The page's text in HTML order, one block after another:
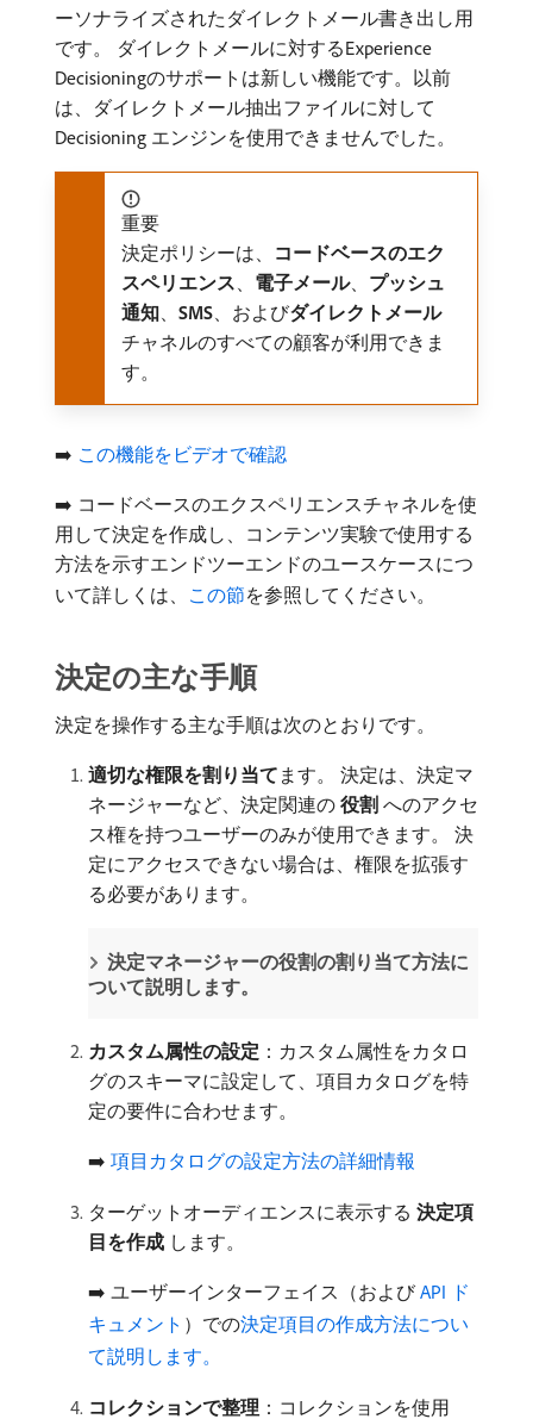
ーソナライズされたダイレクトメール書き出し用
です。 ダイレクトメールに対するExperience
Decisioningのサポートは新しい機能です。以前
は、ダイレクトメール抽出ファイルに対して
Decisioning エンジンを使用できませんでした。
重要
決定ポリシーは、 コードベースのエク
スペリエンス、 電子メール、 プッシュ
通知、 SMS、および​ダイレクトメール
チャネルのすべての顧客が利用できま
す。
➡️ この機能をビデオで確認
➡️ コードベースのエクスペリエンスチャネルを使
用して決定を作成し、コンテンツ実験で使用する
方法を示すエンドツーエンドのユースケースにつ
いて詳しくは、 この節を参照してください。
決定の主な手順
決定を操作する主な手順は次のとおりです。
適切な権限を割り当て ​ます。 決定は、決定マ
ネージャーなど、決定関連の​ 役割 ​へのアクセ
ス権を持つユーザーのみが使用できます。 決
定にアクセスできない場合は、権限を拡張す
る必要があります。
決定マネージャーの役割の割り当て方法に
ついて説明します。
カスタム属性の設定 ：カスタム属性をカタロ
グのスキーマに設定して、項目カタログを特
定の要件に合わせます。
➡️ 項目カタログの設定方法の詳細情報
ターゲットオーディエンスに表示する​ 決定項
目を作成 ​します。
➡️ ユーザーインターフェイス（および​ API ド
キュメント ）での決定項目の作成方法につい
て説明します。
コレクションで整理 ：コレクションを使用